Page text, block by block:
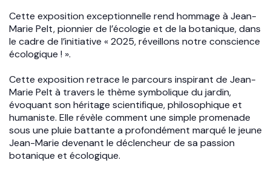
Cette exposition exceptionnelle rend hommage à Jean-
Marie Pelt, pionnier de l’écologie et de la botanique, dans
le cadre de l’initiative « 2025, réveillons notre conscience
écologique ! ».
Cette exposition retrace le parcours inspirant de Jean-
Marie Pelt à travers le thème symbolique du jardin,
évoquant son héritage scientifique, philosophique et
humaniste. Elle révèle comment une simple promenade
sous une pluie battante a profondément marqué le jeune
Jean-Marie devenant le déclencheur de sa passion
botanique et écologique.